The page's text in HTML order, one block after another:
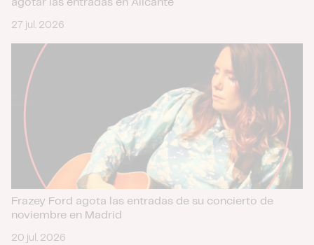
agotar las entradas en Alicante
27 jul. 2026
Frazey Ford agota las entradas de su concierto de
noviembre en Madrid
20 jul. 2026